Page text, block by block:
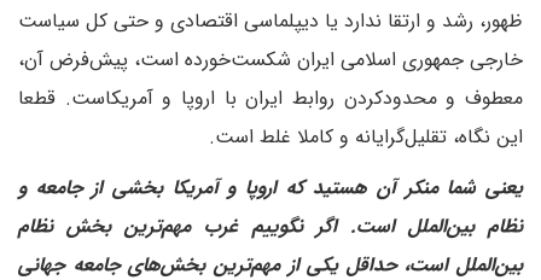
ظهور، رشد و ارتقا ندارد یا دیپلماسی اقتصادی و حتی کل سیاست
خارجی جمهوری اسلامی ایران شکست‌خورده است، پیش‌فرض آن،
معطوف و محدودکردن روابط ایران با اروپا و آمریکاست. قطعا
این نگاه، تقلیل‌گرایانه و کاملا غلط است.
‌یعنی شما منکر آن هستید که اروپا و آمریکا بخشی از جامعه و
نظام بین‌الملل است. اگر نگوییم غرب مهم‌ترین بخش نظام
بین‌الملل است، حداقل یکی از مهم‌ترین بخش‌های جامعه جهانی